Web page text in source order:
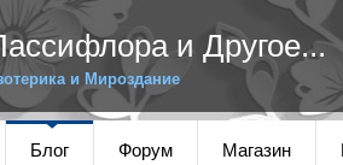
и Другое...
и Мироздание
Блог Форум Магазин